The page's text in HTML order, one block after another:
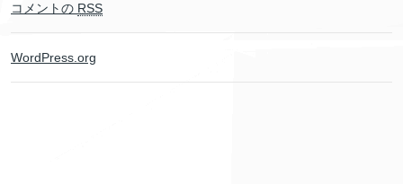
コメントの RSS
WordPress.org